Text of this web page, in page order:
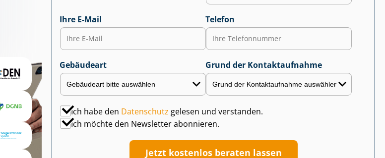
Ihre E-Mail Telefon
Gebäudeart Grund der Kontaktaufnahme
Ich habe den Datenschutz gelesen und verstanden.
Ich möchte den Newsletter abonnieren.
Jetzt kostenlos beraten lassen